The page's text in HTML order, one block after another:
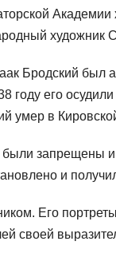
Академии
художник
Бродский был
году его
умер в
запрещены
и
Его
своей